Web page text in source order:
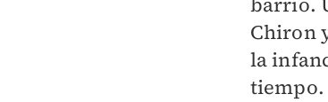
Chiron
la
tiempo.